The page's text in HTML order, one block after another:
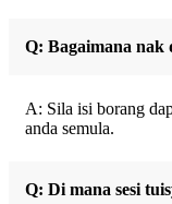
Q: Bagaimana nak
A: Sila isi borang
anda semula.
Q: Di mana sesi